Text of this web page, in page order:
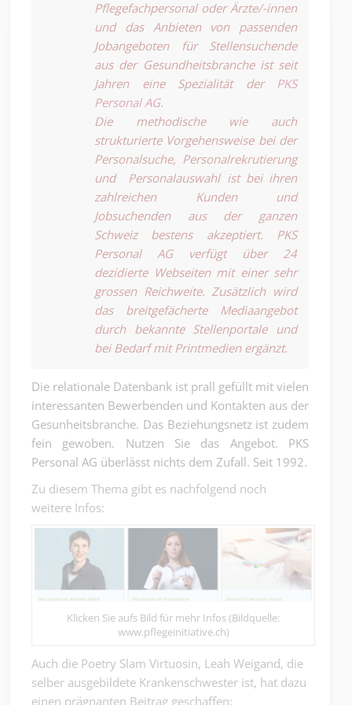
Pflegefachpersonal oder Ärzte/-innen
und das Anbieten von passenden
Jobangeboten für Stellensuchende
aus der Gesundheitsbranche ist seit
Jahren eine Spezialität der PKS
Personal AG.
Die methodische wie auch
strukturierte Vorgehensweise bei der
Personalsuche, Personalrekrutierung
und Personalauswahl ist bei ihren
zahlreichen Kunden und
Jobsuchenden aus der ganzen
Schweiz bestens akzeptiert. PKS
Personal AG verfügt über 24
dezidierte Webseiten mit einer sehr
grossen Reichweite. Zusätzlich wird
das breitgefächerte Mediaangebot
durch bekannte Stellenportale und
bei Bedarf mit Printmedien ergänzt.
Die relationale Datenbank ist prall gefüllt mit vielen
interessanten Bewerbenden und Kontakten aus der
Gesunheitsbranche. Das Beziehungsnetz ist zudem
fein gewoben. Nutzen Sie das Angebot. PKS
Personal AG überlässt nichts dem Zufall. Seit 1992.
Zu diesem Thema gibt es nachfolgend noch
weitere Infos:
Klicken Sie aufs Bild für mehr Infos (Bildquelle:
www.pflegeinitiative.ch)
Auch die Poetry Slam Virtuosin, Leah Weigand, die
selber ausgebildete Krankenschwester ist, hat dazu
einen prägnanten Beitrag geschaffen: